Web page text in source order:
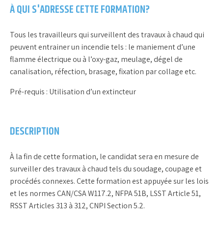
À QUI S'ADRESSE CETTE FORMATION?
Tous les travailleurs qui surveillent des travaux à chaud qui
peuvent entrainer un incendie tels : le maniement d’une
flamme électrique ou à l’oxy-gaz, meulage, dégel de
canalisation, réfection, brasage, fixation par collage etc.
Pré-requis : Utilisation d’un extincteur
DESCRIPTION
À la fin de cette formation, le candidat sera en mesure de
surveiller des travaux à chaud tels du soudage, coupage et
procédés connexes. Cette formation est appuyée sur les lois
et les normes CAN/CSA W117.2, NFPA 51B, LSST Article 51,
RSST Articles 313 à 312, CNPI Section 5.2.